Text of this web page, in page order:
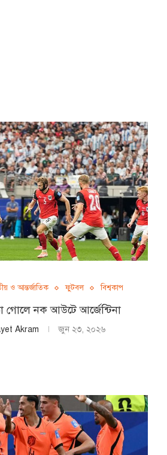
ও আন্তর্জাতিক ফুটবল বিশ্বকাপ
গোলে নক আউটে আর্জেন্টিনা
Akram জুন ২৩, ২০২৬